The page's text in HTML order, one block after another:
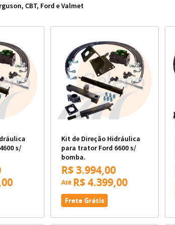
CBT, Ford e Valmet
s/
Kit de Direção Hidráulica
para trator Ford 6600 s/
bomba.
R$ 3.994,00
Até R$ 4.399,00
Frete Grátis